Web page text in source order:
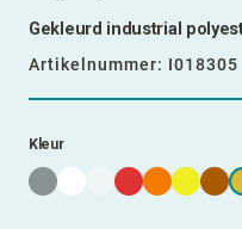
Gekleurd industrial
Artikelnummer: I018305
Kleur